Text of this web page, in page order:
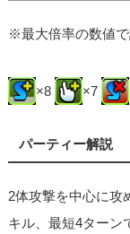
※最大倍率の数値
×8 ×7
パーティー解説
2体攻撃を中心に攻
キル、最短4ターン